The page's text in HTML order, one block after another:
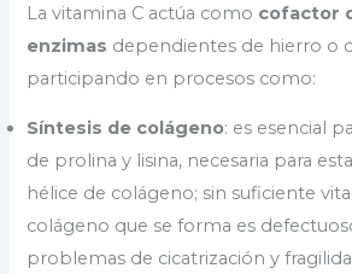
La vitamina C actúa como cofactor
enzimas dependientes de hierro o
participando en procesos como:
Síntesis de colágeno: es esencial
de prolina y lisina, necesaria para
hélice de colágeno; sin suficiente
colágeno que se forma es
problemas de cicatrización y